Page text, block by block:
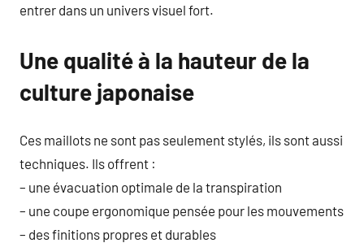
entrer dans un univers visuel fort.
Une qualité à la hauteur de la
culture japonaise
Ces maillots ne sont pas seulement stylés, ils sont aussi
techniques. Ils offrent :
– une évacuation optimale de la transpiration
– une coupe ergonomique pensée pour les mouvements
– des finitions propres et durables